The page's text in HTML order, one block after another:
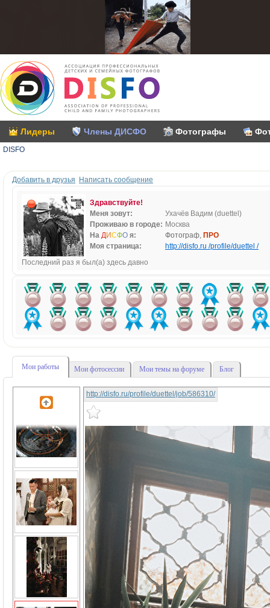
Лидеры Члены ДИСФО Фотографы
DISFO
Добавить в друзья Написать сообщение
Здравствуйте!
Меня зовут:
Ухачёв Вадим (duettel)
Проживаю в городе: Москва
На ДИСФО я: Фотограф, ПРО
Моя страница:
http://disfo.ru /profile/duettel /
Последний раз я был(а) здесь давно
Мои работы Мои фотосессии Мои темы на форуме Блог
http://disfo.ru/profile/duettel/job/586310/